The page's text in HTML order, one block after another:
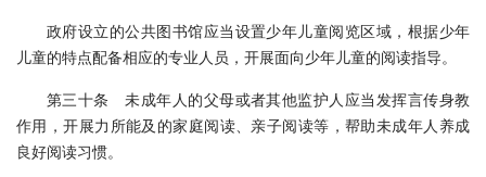
政府设立的公共图书馆应当设置少年儿童阅览区域，根据少年
儿童的特点配备相应的专业人员，开展面向少年儿童的阅读指导。
第三十条 未成年人的父母或者其他监护人应当发挥言传身教
作用，开展力所能及的家庭阅读、亲子阅读等，帮助未成年人养成
良好阅读习惯。